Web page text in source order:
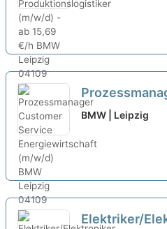
15,69 €/h
BMW | Leipzig
Elektriker/